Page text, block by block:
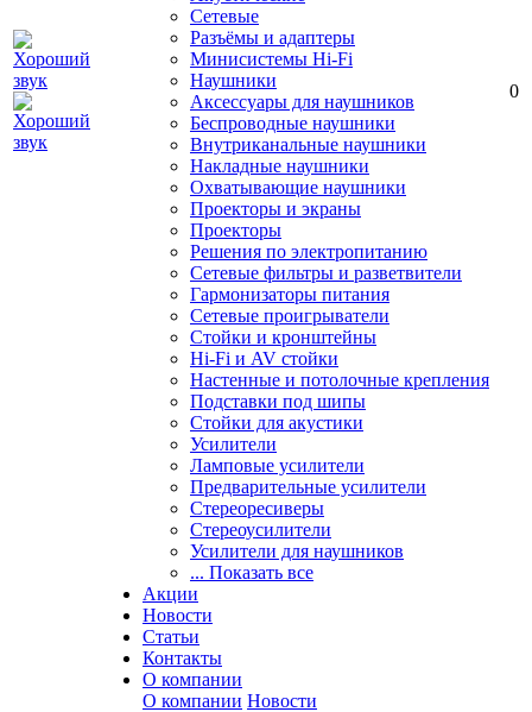
Сетевые
Разъёмы и адаптеры
Минисистемы Hi-Fi
Наушники
Аксессуары для наушников
Беспроводные наушники
Внутриканальные наушники
Накладные наушники
Охватывающие наушники
Проекторы и экраны
Проекторы
Решения по электропитанию
Сетевые фильтры и разветвители
Гармонизаторы питания
Сетевые проигрыватели
Стойки и кронштейны
Hi-Fi и AV стойки
Настенные и потолочные крепления
Подставки под шипы
Стойки для акустики
Усилители
Ламповые усилители
Предварительные усилители
Стереоресиверы
Стереоусилители
Усилители для наушников
... Показать все
Акции
Новости
Статьи
Контакты
О компании
О компании Новости
0